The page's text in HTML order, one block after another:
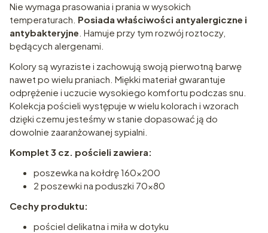
Nie wymaga prasowania i prania w wysokich
temperaturach. Posiada właściwości antyalergiczne i
antybakteryjne . Hamuje przy tym rozwój roztoczy,
będących alergenami.
Kolory są wyraziste i zachowują swoją pierwotną barwę
nawet po wielu praniach. Miękki materiał gwarantuje
odprężenie i uczucie wysokiego komfortu podczas snu.
Kolekcja pościeli występuje w wielu kolorach i wzorach
dzięki czemu jesteśmy w stanie dopasować ją do
dowolnie zaaranżowanej sypialni.
Komplet 3 cz. pościeli zawiera:
poszewka na kołdrę 160x200
2 poszewki na poduszki 70x80
Cechy produktu:
pościel delikatna i miła w dotyku